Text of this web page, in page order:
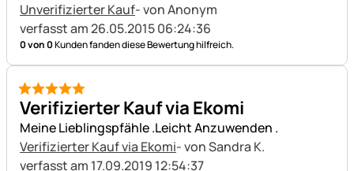
Unverifizierter Kauf- von Anonym
verfasst am 26.05.2015 06:24:36
0 von 0Kunden fanden diese Bewertung hilfreich.
5 von 5
Verifizierter Kauf via Ekomi
Meine Lieblingspfähle .Leicht Anzuwenden .
Verifizierter Kauf via Ekomi- von Sandra K.
verfasst am 17.09.2019 12:54:37